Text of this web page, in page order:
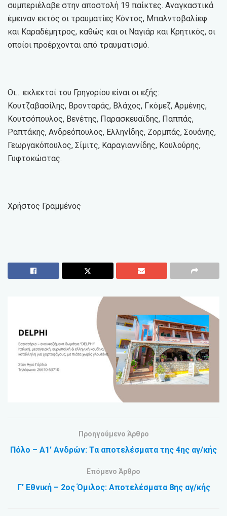
συμπεριέλαβε στην αποστολή 19 παίκτες. Αναγκαστικά
έμειναν εκτός οι τραυματίες Κόντος, Μπαλντοβαλίεφ
και Καραδέμητρος, καθώς και οι Ναγιάρ και Κρητικός, οι
οποίοι προέρχονται από τραυματισμό.
Οι… εκλεκτοί του Γρηγορίου είναι οι εξής:
Κουτζαβασίλης, Βρονταράς, Βλάχος, Γκόμεζ, Αρμένης,
Κουτσόπουλος, Βενέτης, Παρασκευαϊδης, Παππάς,
Ραπτάκης, Ανδρεόπουλος, Ελληνίδης, Ζορμπάς, Σουάνης,
Γεωργακόπουλος, Σίμιτς, Καραγιαννίδης, Κουλούρης,
Γυφτοκώστας.
Χρήστος Γραμμένος
Προηγούμενο Άρθρο
Πόλο – Α1’ Ανδρών: Τα αποτελέσματα της 4ης αγ/κής
Επόμενο Άρθρο
Γ’ Εθνική – 2ος Όμιλος: Αποτελέσματα 8ης αγ/κής